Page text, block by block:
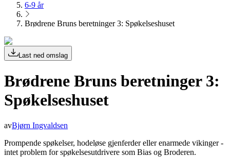
6-9 år
Brødrene Bruns beretninger 3: Spøkelseshuset
Last ned omslag
Brødrene Bruns beretninger 3:
Spøkelseshuset
avBjørn Ingvaldsen
Prompende spøkelser, hodeløse gjenferder eller enarmede vikinger -
intet problem for spøkelsesutdrivere som Bias og Broderen.